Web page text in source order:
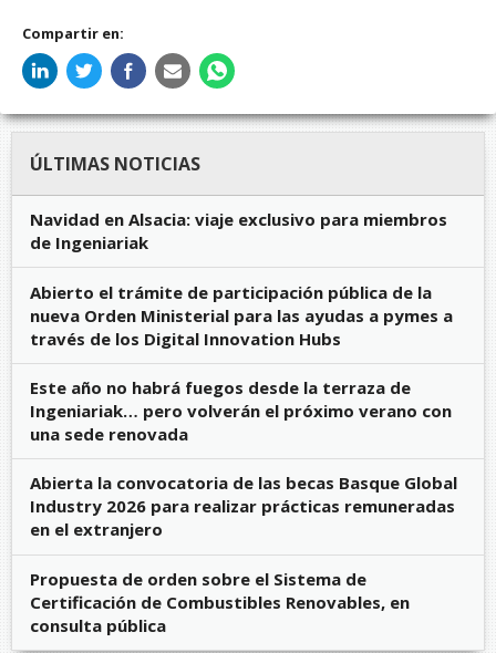
Compartir en:
ÚLTIMAS NOTICIAS
Navidad en Alsacia: viaje exclusivo para miembros
de Ingeniariak
Abierto el trámite de participación pública de la
nueva Orden Ministerial para las ayudas a pymes a
través de los Digital Innovation Hubs
Este año no habrá fuegos desde la terraza de
Ingeniariak… pero volverán el próximo verano con
una sede renovada
Abierta la convocatoria de las becas Basque Global
Industry 2026 para realizar prácticas remuneradas
en el extranjero
Propuesta de orden sobre el Sistema de
Certificación de Combustibles Renovables, en
consulta pública